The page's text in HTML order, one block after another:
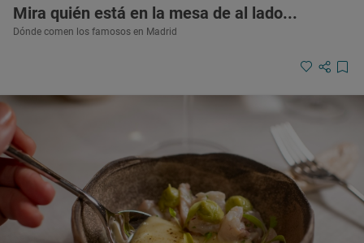
Mira quién está en la mesa de al lado...
Dónde comen los famosos en Madrid